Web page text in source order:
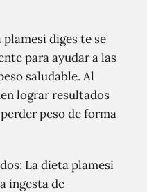
plamesi diges te se
para ayudar a las
saludable. Al
lograr resultados
peso de forma
La dieta plamesi
ingesta de